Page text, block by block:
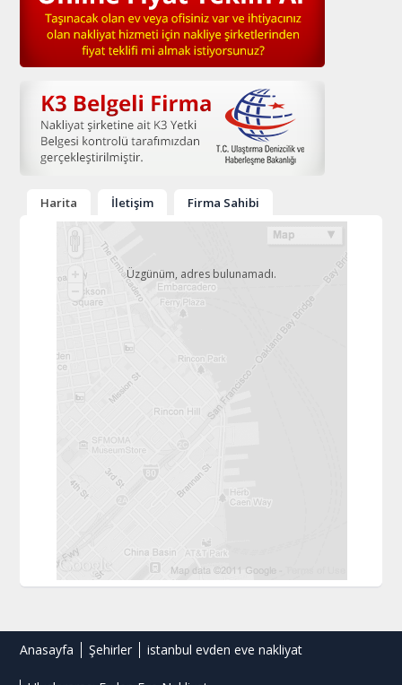
Harita İletişim Firma Sahibi
Üzgünüm, adres bulunamadı.
Anasayfa Şehirler istanbul evden eve nakliyat